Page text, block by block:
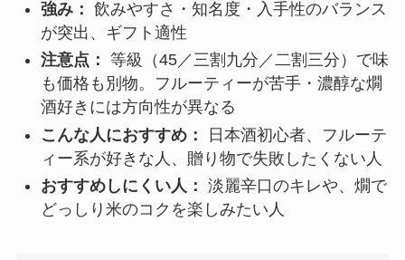
強み： 飲みやすさ・知名度・入手性のバランス
が突出、ギフト適性
注意点： 等級（45／三割九分／二割三分）で味
も価格も別物。フルーティーが苦手・濃醇な燗
酒好きには方向性が異なる
こんな人におすすめ：
日本酒初心者、フルーテ
ィー系が好きな人、贈り物で失敗したくない人
おすすめしにくい人： 淡麗辛口のキレや、燗で
どっしり米のコクを楽しみたい人